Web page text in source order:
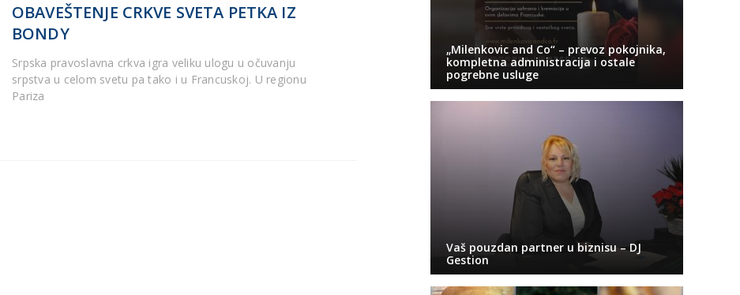
OBAVEŠTENJE CRKVE SVETA PETKA IZ
BONDY
Srpska pravoslavna crkva igra veliku ulogu u očuvanju
srpstva u celom svetu pa tako i u Francuskoj. U regionu
Pariza
„Milenkovic and Co“ – prevoz pokojnika,
kompletna administracija i ostale
pogrebne usluge
Vaš pouzdan partner u biznisu – DJ
Gestion